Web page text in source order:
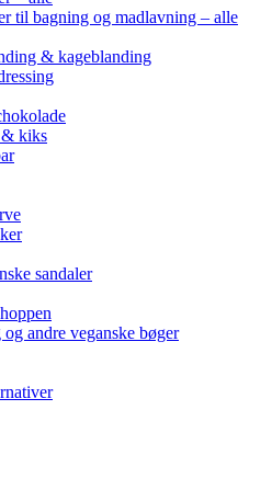
til bagning og madlavning – alle
& kageblanding
kiks
sandaler
andre veganske bøger